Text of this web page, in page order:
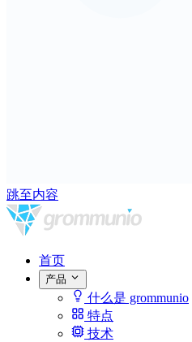
跳至内容
首页
产品
什么是 grommunio
特点
技术